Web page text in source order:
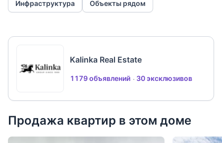
Инфраструктура Объекты рядом
Kalinka Real Estate
1179 объявлений 30 эксклюзивов
Продажа квартир в этом доме